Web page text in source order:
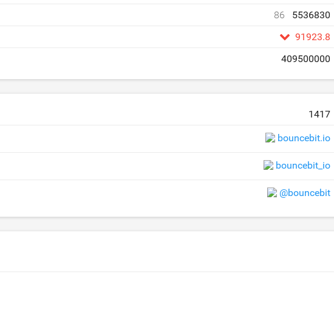
86
5536830
91923.8
409500000
1417
bouncebit.io
bouncebit_io
@bouncebit